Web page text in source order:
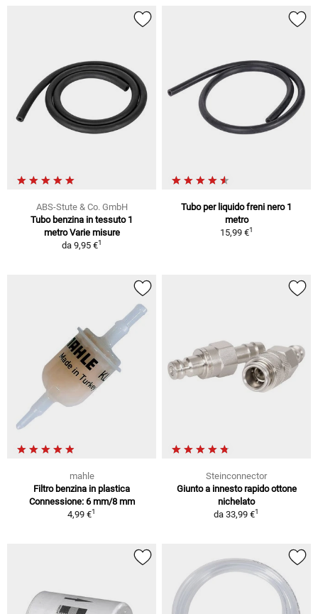
ABS-Stute & Co. GmbH
Tubo benzina in tessuto 1
metro Varie misure
da 9,95 €1
Tubo per liquido freni nero 1
metro
15,99 €1
mahle
Filtro benzina in plastica
Connessione: 6 mm/8 mm
4,99 €1
Steinconnector
Giunto a innesto rapido ottone
nichelato
da 33,99 €1